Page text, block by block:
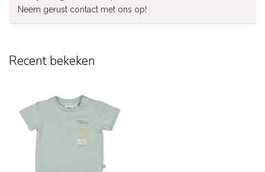
Neem gerust contact met ons op!
Recent bekeken